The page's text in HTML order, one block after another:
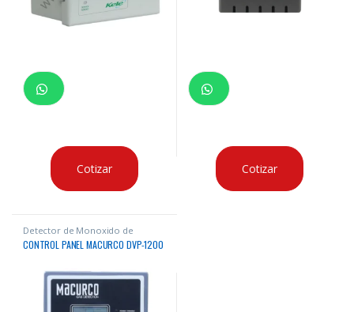
Cotizar Cotizar
Detector de Monoxido de
Carbono
CONTROL PANEL MACURCO DVP-1200